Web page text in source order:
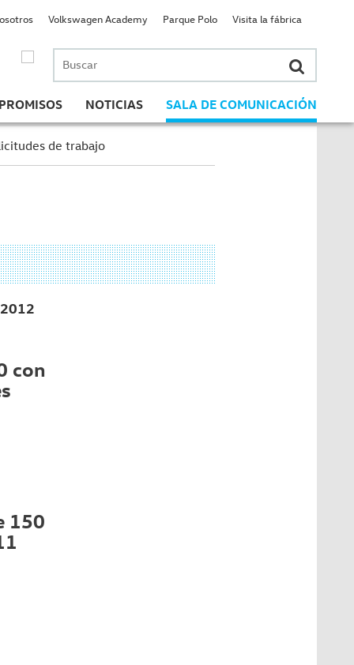
Buscar
por:
NOTICIAS SALA DE COMUNICACIÓN
Volkswagen Academy Parque Polo Visita la fábrica
de trabajo
2012
con
150